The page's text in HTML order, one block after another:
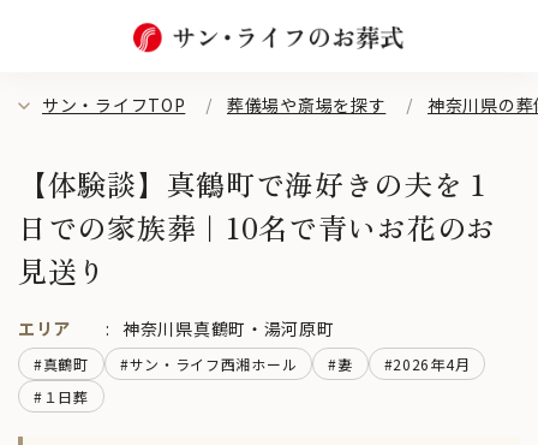
サン・ライフTOP 葬儀場や斎場を探す 神奈川県の
【体験談】真鶴町で海好きの夫を１
日での家族葬｜10名で青いお花のお
見送り
エリア 神奈川県真鶴町・湯河原町
#真鶴町 #サン・ライフ西湘ホール #妻
#2026年4月
#１日葬